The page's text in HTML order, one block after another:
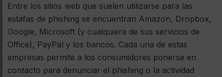
Entre los sitios web que suelen utilizarse para las
estafas de phishing se encuentran Amazon, Dropbox,
Google, Microsoft (y cualquiera de sus servicios de
Office), PayPal y los bancos. Cada una de estas
empresas permite a los consumidores ponerse en
contacto para denunciar el phishing o la actividad